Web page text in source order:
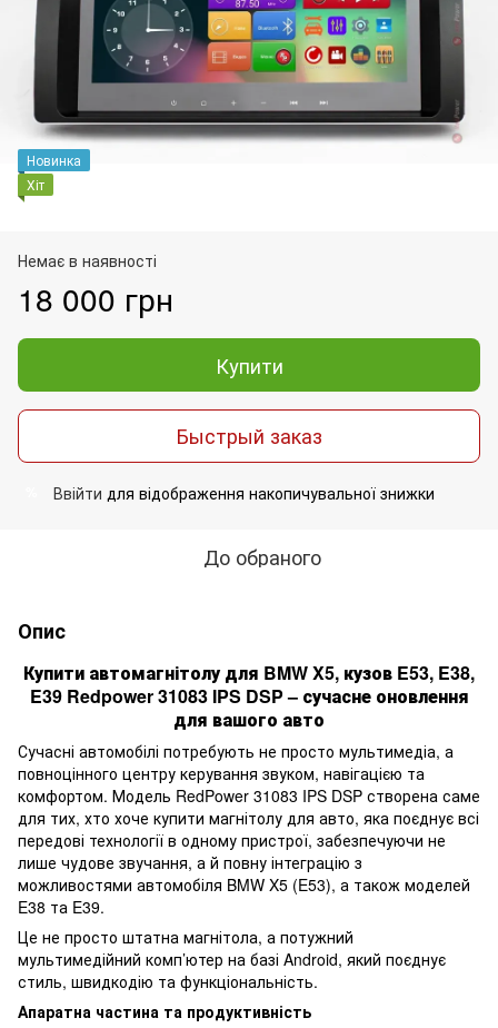
Новинка
Хіт
Немає в наявності
18 000 грн
Купити
Быстрый заказ
Ввійти для відображення накопичувальної знижки
До обраного
Опис
Купити автомагнітолу для BMW X5, кузов E53, E38,
E39 Redpower 31083 IPS DSP – сучасне оновлення
для вашого авто
Сучасні автомобілі потребують не просто мультимедіа, а
повноцінного центру керування звуком, навігацією та
комфортом. Модель RedPower 31083 IPS DSP створена саме
для тих, хто хоче купити магнітолу для авто, яка поєднує всі
передові технології в одному пристрої, забезпечуючи не
лише чудове звучання, а й повну інтеграцію з
можливостями автомобіля BMW X5 (E53), а також моделей
E38 та E39.
Це не просто штатна магнітола, а потужний
мультимедійний комп’ютер на базі Android, який поєднує
стиль, швидкодію та функціональність.
Апаратна частина та продуктивність